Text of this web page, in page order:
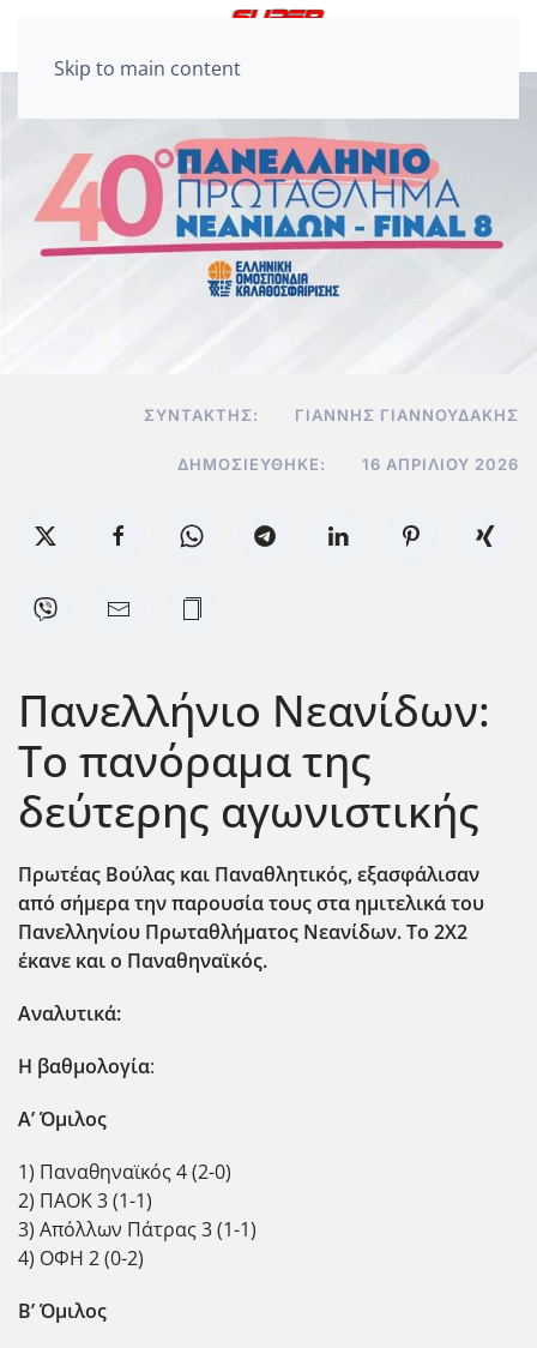
Skip to main content
ΣΥΝΤΆΚΤΗΣ: ΓΙΆΝΝΗΣ ΓΙΑΝΝΟΥΔΆΚΗΣ
ΔΗΜΟΣΙΕΎΘΗΚΕ: 16 ΑΠΡΙΛΊΟΥ 2026
Πανελλήνιο Νεανίδων:
Το πανόραμα της
δεύτερης αγωνιστικής
Πρωτέας Βούλας και Παναθλητικός, εξασφάλισαν
από σήμερα την παρουσία τους στα ημιτελικά του
Πανελληνίου Πρωταθλήματος Νεανίδων. Το 2Χ2
έκανε και ο Παναθηναϊκός.
Αναλυτικά:
Η βαθμολογία:
Α’ Όμιλος
1) Παναθηναϊκός 4 (2-0)
2) ΠΑΟΚ 3 (1-1)
3) Απόλλων Πάτρας 3 (1-1)
4) ΟΦΗ 2 (0-2)
Β’ Όμιλος